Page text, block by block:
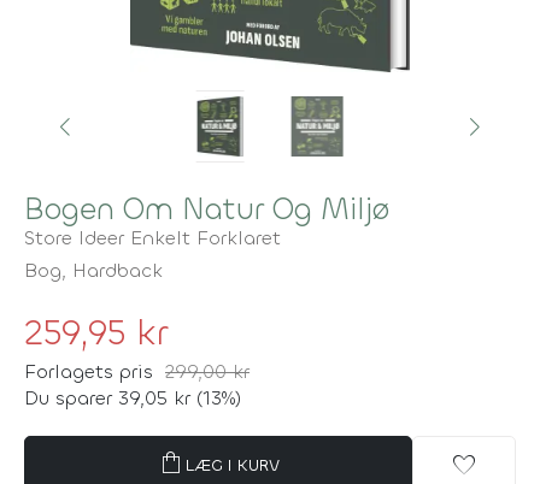
Bogen Om Natur Og Miljø
Store Ideer Enkelt Forklaret
Bog, Hardback
259,95 kr
Forlagets pris 299,00 kr
Du sparer 39,05 kr (13%)
shopping_bag LÆG I KURV favorite